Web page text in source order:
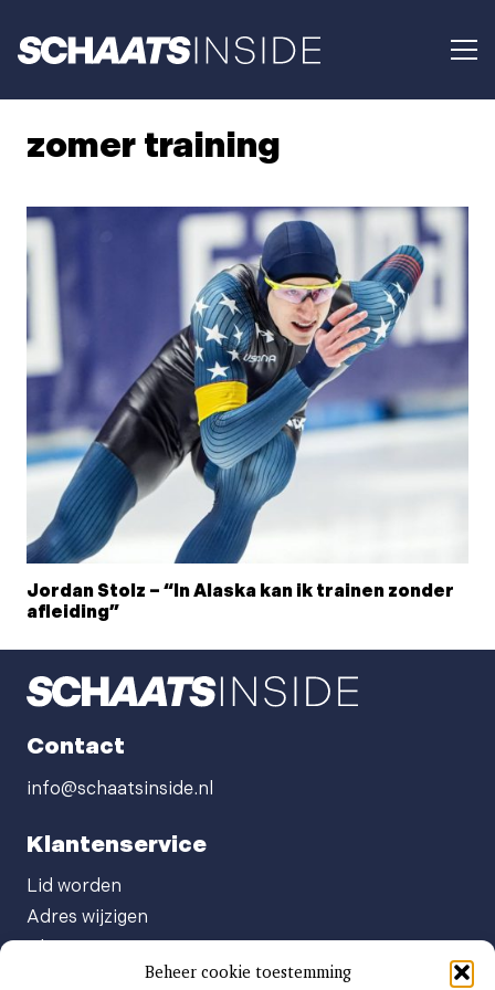
Beheer cookie toestemming
zomer training
Jordan Stolz – “In Alaska kan ik trainen zonder
afleiding”
Contact
info@schaatsinside.nl
Klantenservice
Lid worden
Adres wijzigen
Abonnement opzeggen